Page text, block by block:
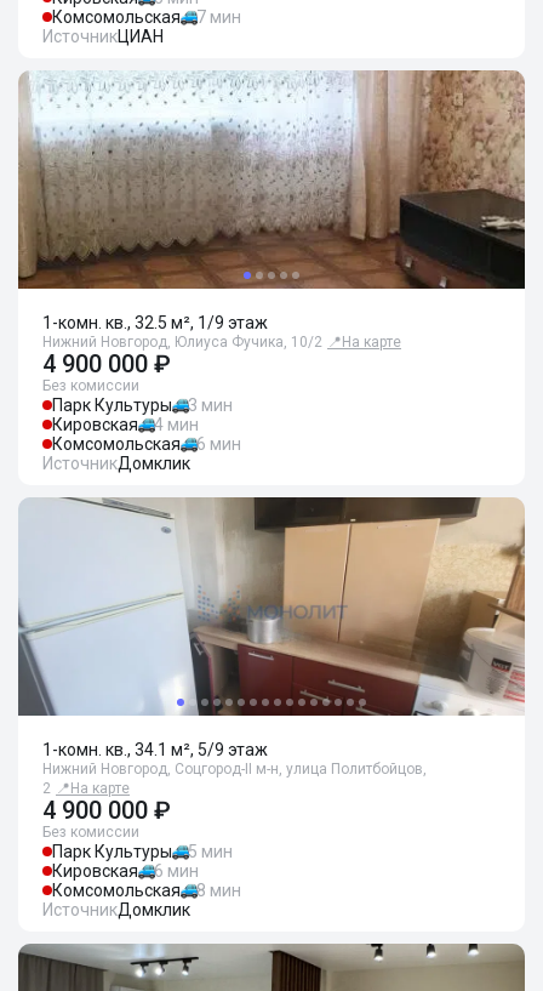
Комсомольская
7 мин
ИсточникЦИАН
1-комн. кв., 32.5 м², 1/9 этаж
Нижний Новгород, Юлиуса Фучика, 10/2 📍 На карте
4 900 000 ₽
Без комиссии
Парк Культуры
3 мин
Кировская
4 мин
Комсомольская
6 мин
ИсточникДомклик
1-комн. кв., 34.1 м², 5/9 этаж
Нижний Новгород, Соцгород-II м-н, улица Политбойцов,
2 📍 На карте
4 900 000 ₽
Без комиссии
Парк Культуры
5 мин
Кировская
6 мин
Комсомольская
8 мин
ИсточникДомклик